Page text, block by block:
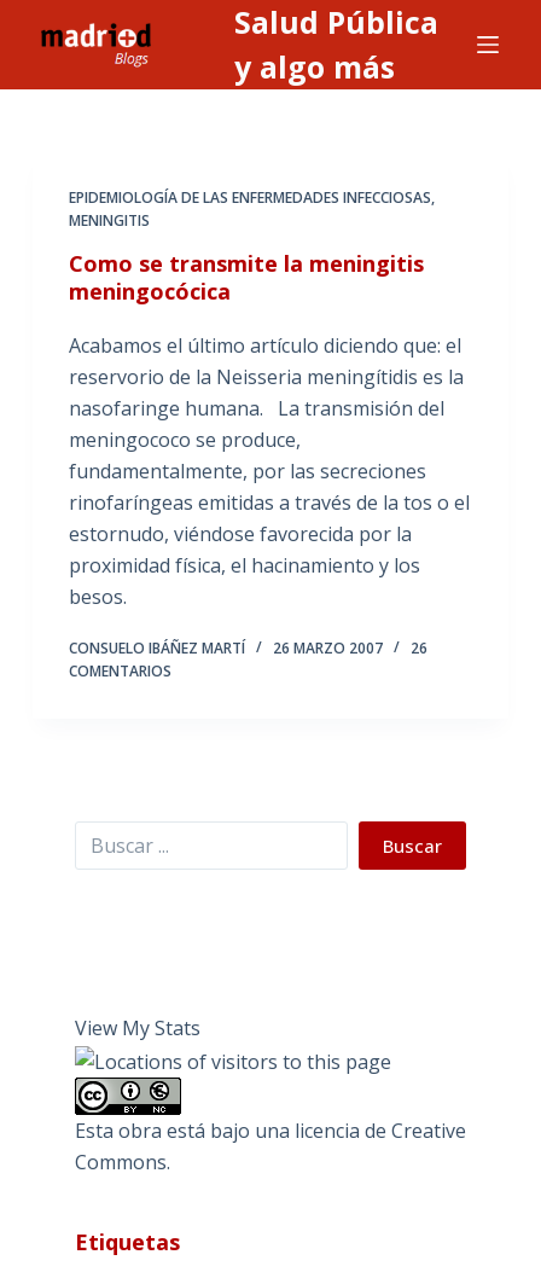
l
Salud Pública
y algo más
EPIDEMIOLOGÍA DE LAS ENFERMEDADES INFECCIOSAS,
MENINGITIS
Como se transmite la meningitis
meningocócica
Acabamos el último artículo diciendo que: el
reservorio de la Neisseria meningítidis es la
nasofaringe humana. La transmisión del
meningococo se produce,
fundamentalmente, por las secreciones
rinofaríngeas emitidas a través de la tos o el
estornudo, viéndose favorecida por la
proximidad física, el hacinamiento y los
besos.
CONSUELO IBÁÑEZ MARTÍ 26 MARZO 2007
26
COMENTARIOS
Buscar Buscar
View My Stats
Esta obra está bajo una licencia de Creative
Commons.
Etiquetas